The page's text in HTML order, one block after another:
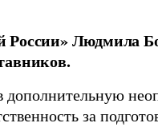
России» Людмила
дополнительную
за